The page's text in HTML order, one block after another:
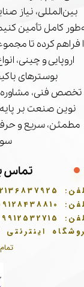
★★
بین‌المللی، نیاز
کامل تأمین
فراهم کرده تا
اروپایی و چینی،
بوسترهای
تخصص فنی، مشاوره
نوین صنعت بر
مطمئن، سریع و
تماس